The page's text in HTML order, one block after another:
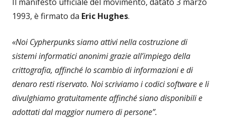
1993, è firmato da Eric Hughes.
«Noi Cypherpunks siamo attivi nella costruzione di
sistemi informatici anonimi grazie all’impiego della
crittografia, affinché lo scambio di informazioni e di
denaro resti riservato. Noi scriviamo i codici software e li
divulghiamo gratuitamente affinché siano disponibili e
adottati dal maggior numero di persone”.